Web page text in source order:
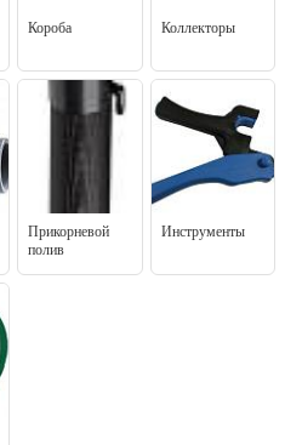
Короба Коллекторы
Прикорневой
полив
Инструменты